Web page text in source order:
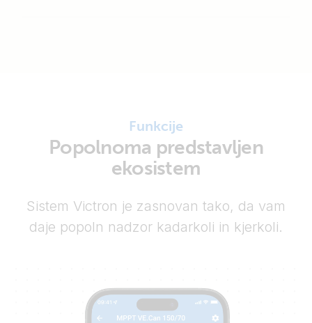
Funkcije
Popolnoma predstavljen
ekosistem
Sistem Victron je zasnovan tako, da vam
daje popoln nadzor kadarkoli in kjerkoli.